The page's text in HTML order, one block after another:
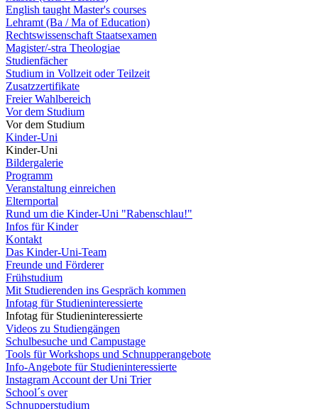
English taught Master's courses
Lehramt (Ba / Ma of Education)
Rechtswissenschaft Staatsexamen
Magister/-stra Theologiae
Studienfächer
Studium in Vollzeit oder Teilzeit
Zusatzzertifikate
Freier Wahlbereich
Vor dem Studium
Vor dem Studium
Kinder-Uni
Kinder-Uni
Bildergalerie
Programm
Veranstaltung einreichen
Elternportal
Rund um die Kinder-Uni "Rabenschlau!"
Infos für Kinder
Kontakt
Das Kinder-Uni-Team
Freunde und Förderer
Frühstudium
Mit Studierenden ins Gespräch kommen
Infotag für Studieninteressierte
Infotag für Studieninteressierte
Videos zu Studiengängen
Schulbesuche und Campustage
Tools für Workshops und Schnupperangebote
Info-Angebote für Studieninteressierte
Instagram Account der Uni Trier
School´s over
Schnupperstudium